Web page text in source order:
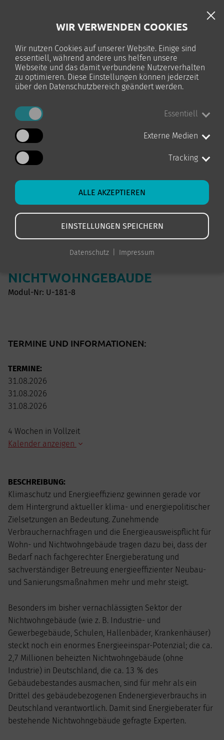
0
STARTSEITE
ENERGIEBERATER/-IN FÜR
BESTEHENDE
NICHTWOHNGEBÄUDE
Modul-Nr: U-181-8
TERMINE UND INFORMATIONEN:
TERMINE:
31.08.2026
31.08.2026
31.08.2026
4 Wochen in Vollzeit
Kalender anzeigen
Mo Di
4
10
13 14
16
17
18 19 20 21 22
24
25 27 29
31
BESCHREIBUNG:
Klimaschutz und Energieeffizienz gewinnen gerade vor
dem Hintergrund aktueller klima- und energiepolitischer
Zielsetzungen an Bedeutung. Zunehmende
Verbrauchernachfragen und die Energieausweispflicht für
Wohn- und Nichtwohngebäude tragen dazu bei, dass der
Bedarf nach fachgerechter Energieberatung und
sachverständiger Betreuung energieeffizienter Neubau-
und Sanierungsmaßnahmen mehr und mehr steigt.
Besonders im bisher vernachlässigten Sektor der
Nichtwohngebäude (wie z. B. Industrie- und
Gewerbegebäude, Schulen, Hallenbäder, Krankenhäuser)
steckt noch ein enormes Energieeinspar-Potenzial; die ca.
2,7 Millionen beheizten Nichtwohngebäude (ohne
Industrie) in Deutschland, die ca. 13 % des
Gebäudebestandes ausmachen, sind für mehr als ein
Drittel des gebäudebezogenen Endenergieverbrauchs in
Deutschland verantwortlich. Damit sind Energieberater für
bestehende Nichtwohngebäude gefragte Experten.
WIR VERWENDEN COOKIES
Wir nutzen Cookies auf unserer Website. Einige sind
essentiell, während andere uns helfen unsere
Webseite und das damit verbundene Nutzerverhalten
zu optimieren. Diese Einstellungen können jederzeit
über den Datenschutzbereich geändert werden.
Essentiell
Externe Medien
Tracking
ALLE AKZEPTIEREN
EINSTELLUNGEN SPEICHERN
Datenschutz Impressum